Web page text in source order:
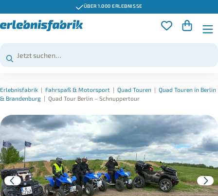
ÜBER 1.000 ERLEBNISSE
Erlebnisfabrik | Fahrspaß & Motorsport | Quad Touren | Quad Touren in Berlin
& Brandenburg | Quad Tour Berlin – Schnuppertour